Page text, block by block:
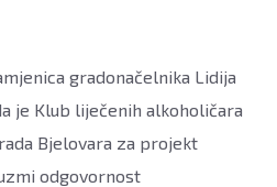
gradonačelnika Lidija
je Klub liječenih alkoholičara
Bjelovara za projekt
odgovornost